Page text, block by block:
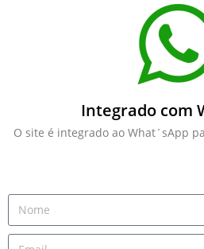
Integrado com
O site é integrado ao What´sApp